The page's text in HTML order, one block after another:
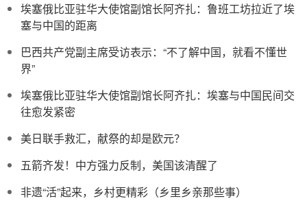
埃塞俄比亚驻华大使馆副馆长阿齐扎：鲁班工坊拉近了埃
塞与中国的距离
巴西共产党副主席受访表示：“不了解中国，就看不懂世
界”
埃塞俄比亚驻华大使馆副馆长阿齐扎：埃塞与中国民间交
往愈发紧密
美日联手救汇，献祭的却是欧元？
五箭齐发！中方强力反制，美国该清醒了
非遗“活”起来，乡村更精彩（乡里乡亲那些事）